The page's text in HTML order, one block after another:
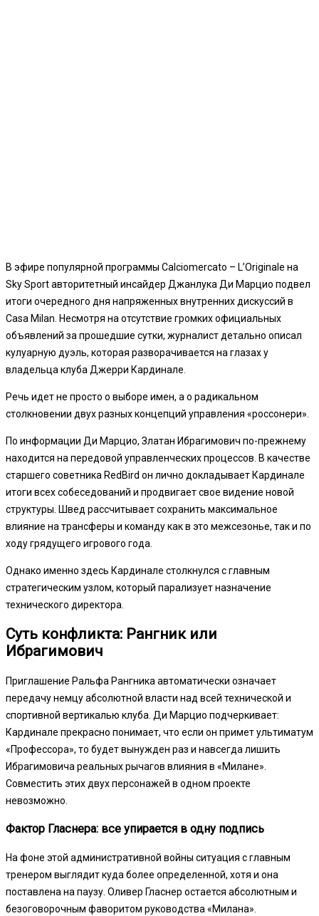
В эфире популярной программы Calciomercato – L’Originale на
Sky Sport авторитетный инсайдер Джанлука Ди Марцио подвел
итоги очередного дня напряженных внутренних дискуссий в
Casa Milan. Несмотря на отсутствие громких официальных
объявлений за прошедшие сутки, журналист детально описал
кулуарную дуэль, которая разворачивается на глазах у
владельца клуба Джерри Кардинале.
Речь идет не просто о выборе имен, а о радикальном
столкновении двух разных концепций управления «россонери».
По информации Ди Марцио, Златан Ибрагимович по-прежнему
находится на передовой управленческих процессов. В качестве
старшего советника RedBird он лично докладывает Кардинале
итоги всех собеседований и продвигает свое видение новой
структуры. Швед рассчитывает сохранить максимальное
влияние на трансферы и команду как в это межсезонье, так и по
ходу грядущего игрового года.
Однако именно здесь Кардинале столкнулся с главным
стратегическим узлом, который парализует назначение
технического директора.
Суть конфликта: Рангник или
Ибрагимович
Приглашение Ральфа Рангника автоматически означает
передачу немцу абсолютной власти над всей технической и
спортивной вертикалью клуба. Ди Марцио подчеркивает:
Кардинале прекрасно понимает, что если он примет ультиматум
«Профессора», то будет вынужден раз и навсегда лишить
Ибрагимовича реальных рычагов влияния в «Милане».
Совместить этих двух персонажей в одном проекте
невозможно.
Фактор Гласнера: все упирается в одну подпись
На фоне этой административной войны ситуация с главным
тренером выглядит куда более определенной, хотя и она
поставлена на паузу. Оливер Гласнер остается абсолютным и
безоговорочным фаворитом руководства «Милана».